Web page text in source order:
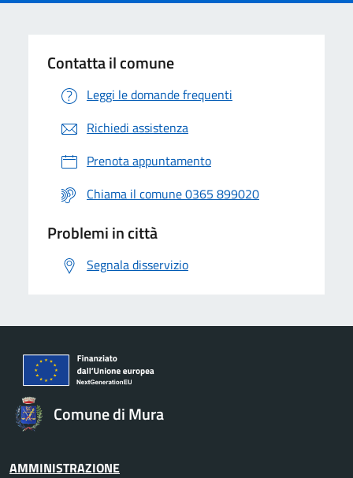
Contatta il comune
Leggi le domande frequenti
Richiedi assistenza
Prenota appuntamento
Chiama il comune 0365 899020
Problemi in città
Segnala disservizio
Comune di Mura
AMMINISTRAZIONE